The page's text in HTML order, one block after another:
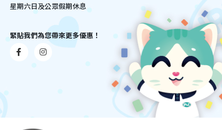
星期六日及公眾假期休息
緊貼我們為您帶來更多優惠！